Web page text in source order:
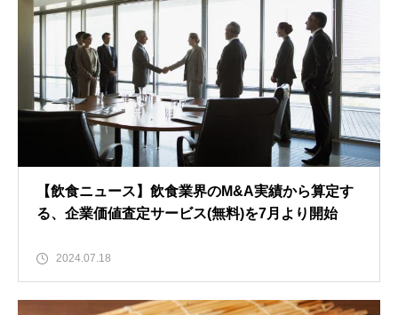
【飲食ニュース】飲食業界のM&A実績から算定す
る、企業価値査定サービス(無料)を7月より開始
2024.07.18